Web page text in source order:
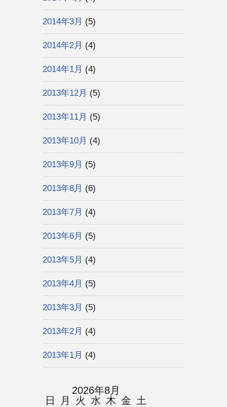
2014年3月 (5)
2014年2月 (4)
2014年1月 (4)
2013年12月 (5)
2013年11月 (5)
2013年10月 (4)
2013年9月 (5)
2013年8月 (6)
2013年7月 (4)
2013年6月 (5)
2013年5月 (4)
2013年4月 (5)
2013年3月 (5)
2013年2月 (4)
2013年1月 (4)
2026年8月
日
月 火 水 木 金 土